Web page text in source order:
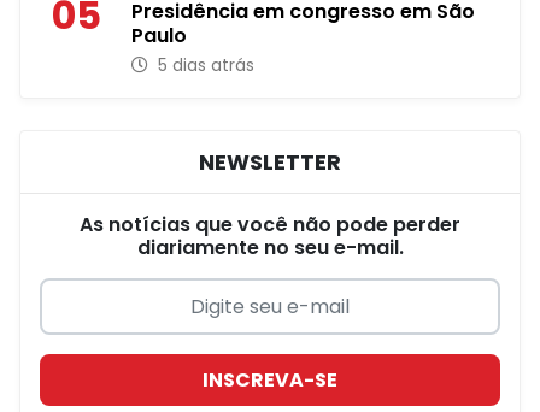
05
Presidência em congresso em São
Paulo
5 dias atrás
NEWSLETTER
As notícias que você não pode perder
diariamente no seu e-mail.
INSCREVA-SE